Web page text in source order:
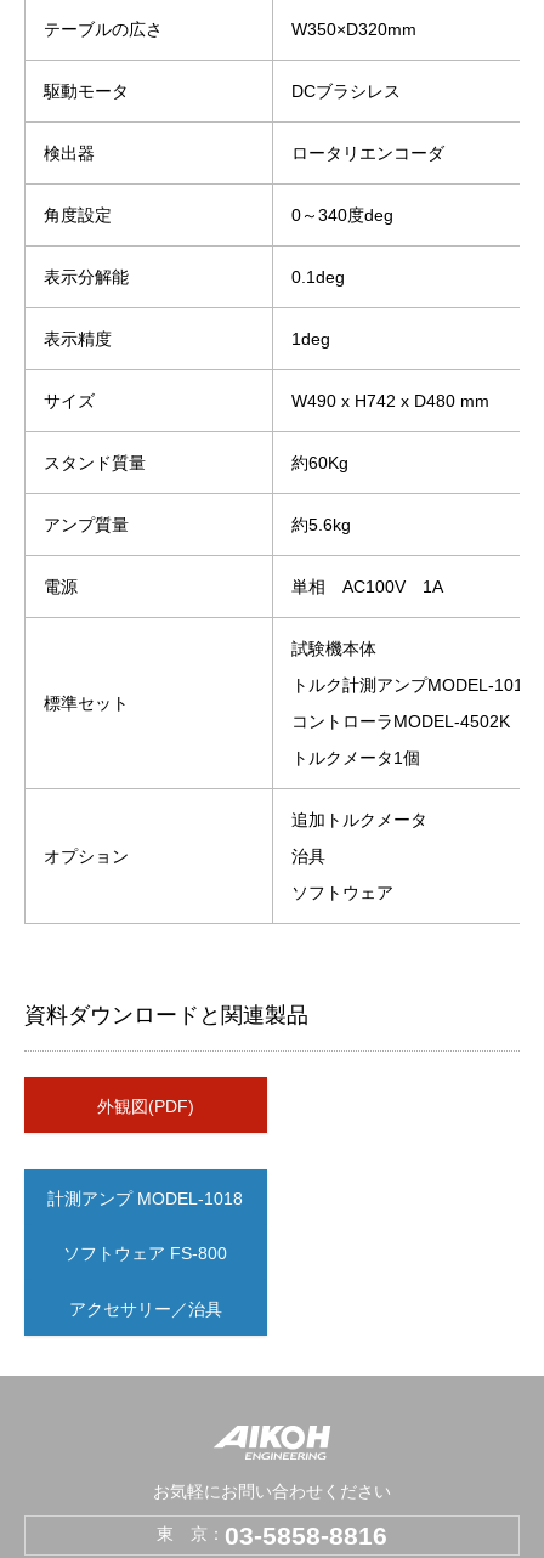
テーブルの広さ W350×D320mm
駆動モータ DCブラシレス
検出器 ロータリエンコーダ
角度設定 0～340度deg
表示分解能 0.1deg
表示精度 1deg
サイズ W490 x H742 x D480 mm
スタンド質量 約60Kg
アンプ質量 約5.6kg
電源 単相 AC100V 1A
標準セット
試験機本体
トルク計測アンプMODEL-1018
コントローラMODEL-4502K
トルクメータ1個
オプション
追加トルクメータ
治具
ソフトウェア
資料ダウンロードと関連製品
外観図(PDF)
計測アンプ MODEL-1018
ソフトウェア FS-800
アクセサリー／治具
お気軽にお問い合わせください
東 京： 03-5858-8816